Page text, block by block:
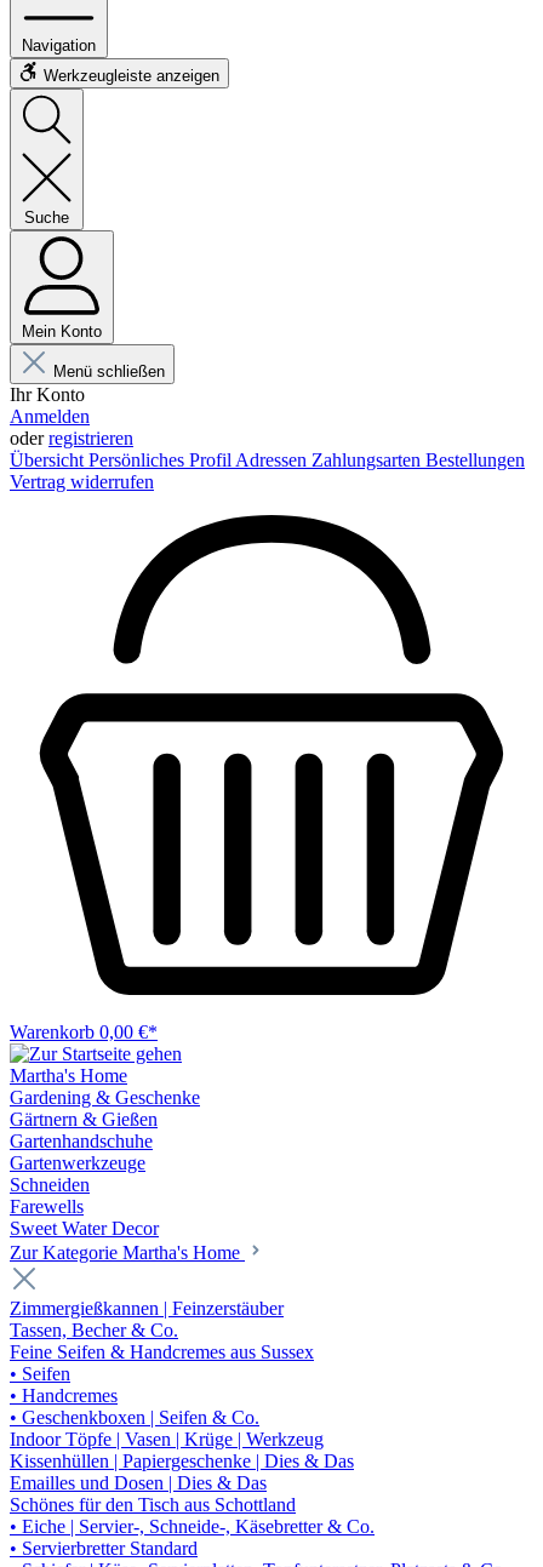
Navigation
Werkzeugleiste anzeigen
Suche
Mein Konto
Menü schließen
Ihr Konto
Anmelden
oderregistrieren
Übersicht Persönliches Profil Adressen Zahlungsarten Bestellungen
Vertrag widerrufen
Warenkorb 0,00 €*
Martha's Home
Gardening & Geschenke
Gärtnern & Gießen
Gartenhandschuhe
Gartenwerkzeuge
Schneiden
Farewells
Sweet Water Decor
Zur Kategorie Martha's Home
Zimmergießkannen | Feinzerstäuber
Tassen, Becher & Co.
Feine Seifen & Handcremes aus Sussex
• Seifen
• Handcremes
• Geschenkboxen | Seifen & Co.
Indoor Töpfe | Vasen | Krüge | Werkzeug
Kissenhüllen | Papiergeschenke | Dies & Das
Emailles und Dosen | Dies & Das
Schönes für den Tisch aus Schottland
• Eiche | Servier-, Schneide-, Käsebretter & Co.
• Servierbretter Standard